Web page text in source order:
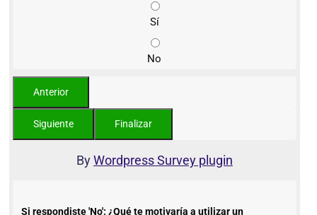
Sí
No
ByWordpress Survey plugin
Si respondiste 'No': ¿Qué te motivaría a utilizar un